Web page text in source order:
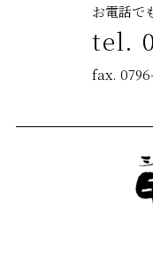
お電話で
tel.
fax.